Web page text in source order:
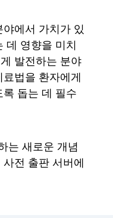
에서 가치가 있
데 영향을 미치
발전하는 분야
법을 환자에게
돕는 데 필수
는 새로운 개념
전 출판 서버에